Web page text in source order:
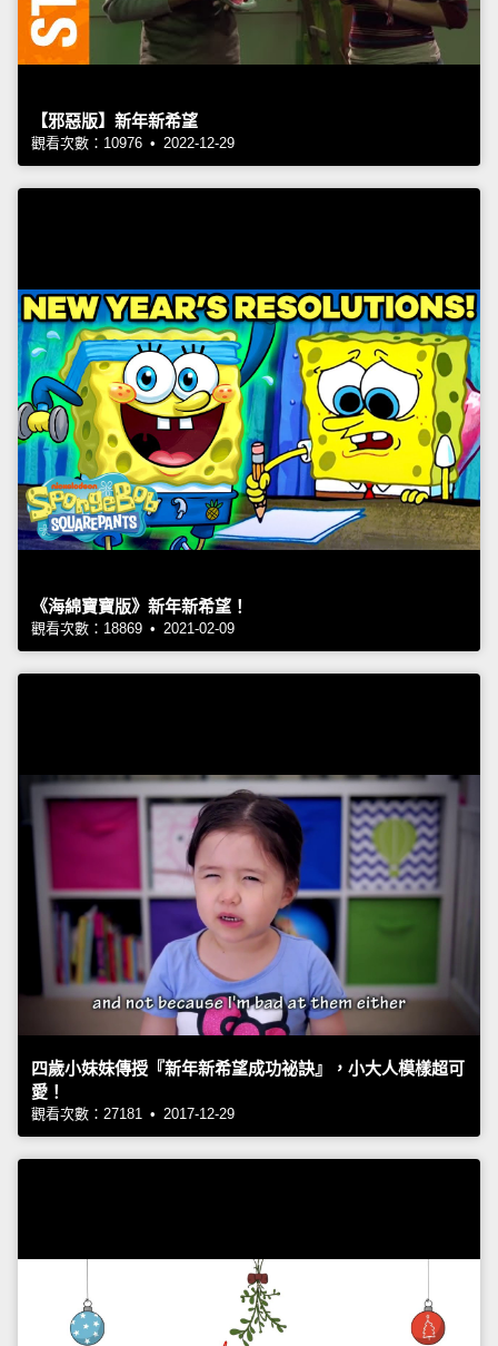
【邪惡版】新年新希望
觀看次數：10976 • 2022-12-29
《海綿寶寶版》新年新希望！
觀看次數：18869 • 2021-02-09
四歲小妹妹傳授『新年新希望成功祕訣』，小大人模樣超可
愛！
觀看次數：27181 • 2017-12-29